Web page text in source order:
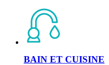
BAIN ET CUISINE